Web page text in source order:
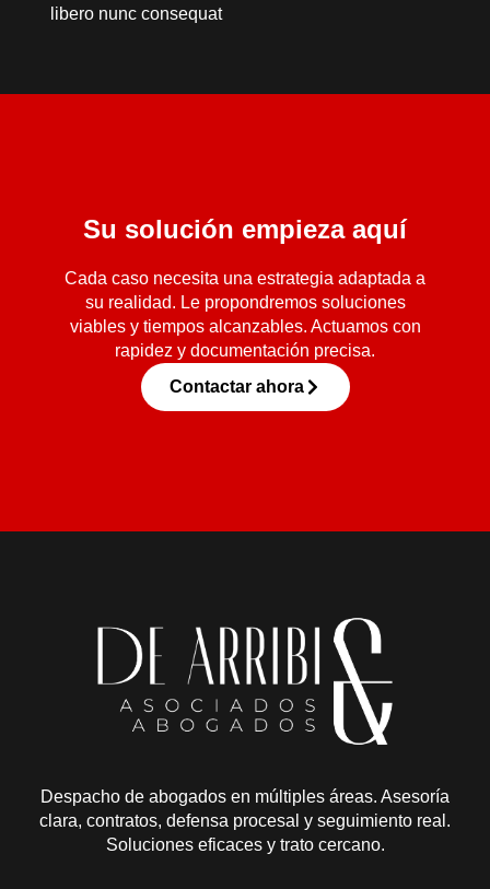
libero nunc consequat
Su solución empieza aquí
Cada caso necesita una estrategia adaptada a
su realidad. Le propondremos soluciones
viables y tiempos alcanzables. Actuamos con
rapidez y documentación precisa.
Contactar ahora
Despacho de abogados en múltiples áreas. Asesoría
clara, contratos, defensa procesal y seguimiento real.
Soluciones eficaces y trato cercano.